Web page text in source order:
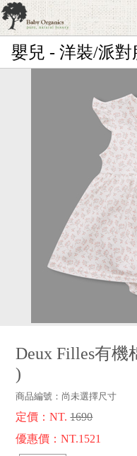
首頁
日本品牌育兒配件
韓國Merebe寶寶配件
禮品
客服專區
嬰兒 - 洋裝/派對
Deux Filles有機
)
商品編號： 尚未選擇尺寸
定價：NT.1690
優惠價：NT.1521